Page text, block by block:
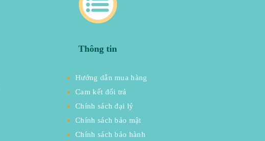
Thông tin
Hướng dẫn mua hàng
Cam kết đổi trả
Chính sách đại lý
Chính sách bảo mật
Chính sách bảo hành